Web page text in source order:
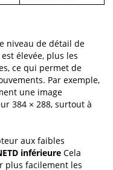
niveau de détail de
élevée, plus les
ce qui permet de
Par exemple,
une image
384 × 288, surtout à
aux faibles
inférieure Cela
plus facilement les